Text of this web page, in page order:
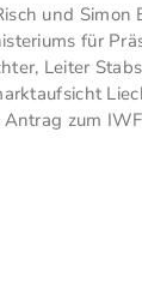
und Simon
für
Leiter
zum